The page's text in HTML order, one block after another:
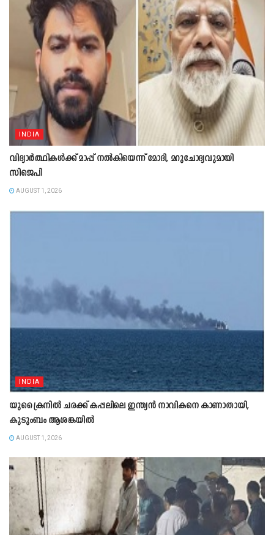
INDIA
വിദ്യാർത്ഥികൾക്ക് മാപ്പ് നൽകിയെന്ന് മോദി, മറുചോദ്യവുമായി
സിജെപി
AUGUST 1, 2026
INDIA
യുക്രൈനിൽ ചരക്ക് കപ്പലിലെ ഇന്ത്യൻ നാവികനെ കാണാതായി,
കുടുംബം ആശങ്കയിൽ
AUGUST 1, 2026